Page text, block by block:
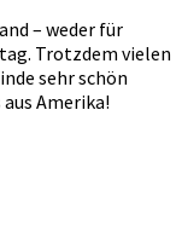
– weder für
Trotzdem vielen
sehr schön
Amerika!